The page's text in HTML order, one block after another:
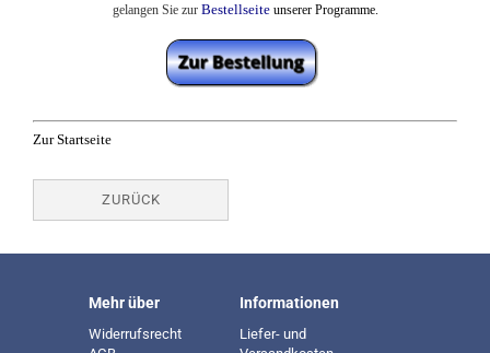
gelangen Sie zur Bestellseite unserer Programme.
Zur Startseite
ZURÜCK
Mehr über
Widerrufsrecht
Informationen
Liefer- und